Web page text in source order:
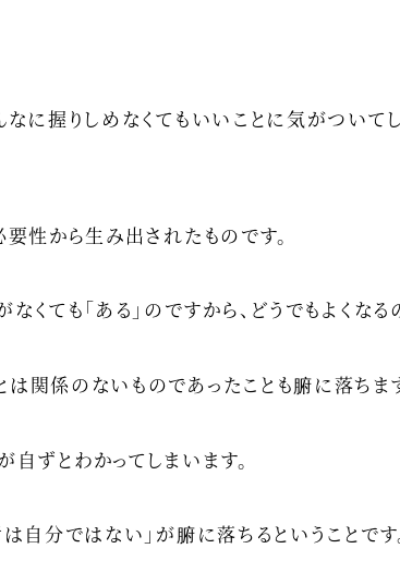
なに握りしめなくてもいいことに気がついて
要性から生み出されたものです。
くても「ある」のですから、どうでもよくなる
関係のないものであったことも腑に落ちま
ずとわかってしまいます。
自分ではない」が腑に落ちるということです